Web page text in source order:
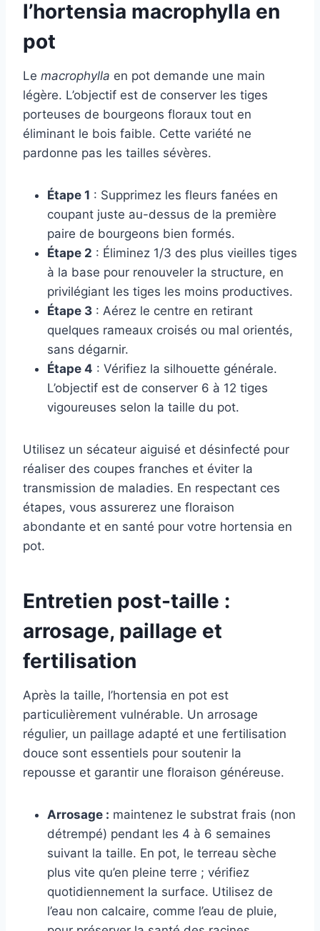
l’hortensia macrophylla en
pot
Le macrophylla en pot demande une main
légère. L’objectif est de conserver les tiges
porteuses de bourgeons floraux tout en
éliminant le bois faible. Cette variété ne
pardonne pas les tailles sévères.
Étape 1 : Supprimez les fleurs fanées en
coupant juste au-dessus de la première
paire de bourgeons bien formés.
Étape 2 : Éliminez 1/3 des plus vieilles tiges
à la base pour renouveler la structure, en
privilégiant les tiges les moins productives.
Étape 3 : Aérez le centre en retirant
quelques rameaux croisés ou mal orientés,
sans dégarnir.
Étape 4 : Vérifiez la silhouette générale.
L’objectif est de conserver 6 à 12 tiges
vigoureuses selon la taille du pot.
Utilisez un sécateur aiguisé et désinfecté pour
réaliser des coupes franches et éviter la
transmission de maladies. En respectant ces
étapes, vous assurerez une floraison
abondante et en santé pour votre hortensia en
pot.
Entretien post-taille :
arrosage, paillage et
fertilisation
Après la taille, l’hortensia en pot est
particulièrement vulnérable. Un arrosage
régulier, un paillage adapté et une fertilisation
douce sont essentiels pour soutenir la
repousse et garantir une floraison généreuse.
Arrosage : maintenez le substrat frais (non
détrempé) pendant les 4 à 6 semaines
suivant la taille. En pot, le terreau sèche
plus vite qu’en pleine terre ; vérifiez
quotidiennement la surface. Utilisez de
l’eau non calcaire, comme l’eau de pluie,